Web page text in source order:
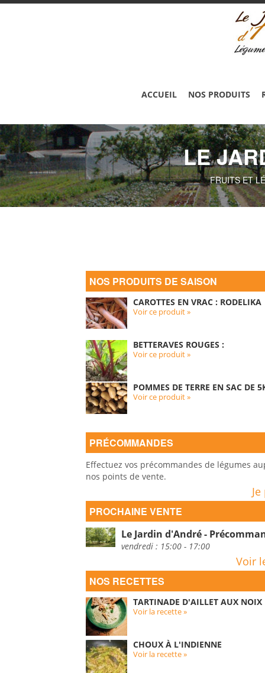
ACCUEIL NOS PRODUITS
LE
FRUITS ET
NOS PRODUITS DE SAISON
CAROTTES EN VRAC : RODELIKA
Voir ce produit »
BETTERAVES ROUGES :
Voir ce produit »
POMMES DE TERRE EN SAC DE
Voir ce produit »
PRÉCOMMANDES
Effectuez vos précommandes de légumes
nos points de vente.
PROCHAINE VENTE
Le Jardin d'André -
vendredi : 15:00 - 17:00
Voir
NOS RECETTES
TARTINADE D'AILLET AUX NOIX
Voir la recette »
CHOUX À L'INDIENNE
Voir la recette »